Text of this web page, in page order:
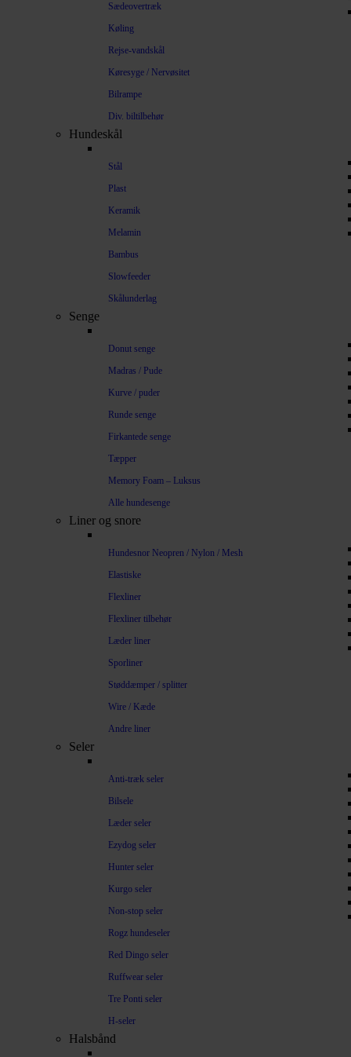
Sædeovertræk
Køling
Rejse-vandskål
Køresyge / Nervøsitet
Bilrampe
Div. biltilbehør
Hundeskål
Stål
Plast
Keramik
Melamin
Bambus
Slowfeeder
Skålunderlag
Senge
Donut senge
Madras / Pude
Kurve / puder
Runde senge
Firkantede senge
Tæpper
Memory Foam – Luksus
Alle hundesenge
Liner og snore
Hundesnor Neopren / Nylon / Mesh
Elastiske
Flexliner
Flexliner tilbehør
Læder liner
Sporliner
Støddæmper / splitter
Wire / Kæde
Andre liner
Seler
Anti-træk seler
Bilsele
Læder seler
Ezydog seler
Hunter seler
Kurgo seler
Non-stop seler
Rogz hundeseler
Red Dingo seler
Ruffwear seler
Tre Ponti seler
H-seler
Halsbånd